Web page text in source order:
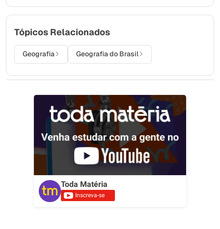
Tópicos Relacionados
Geografia Geografia do Brasil
Toda Matéria
Inscreva-se